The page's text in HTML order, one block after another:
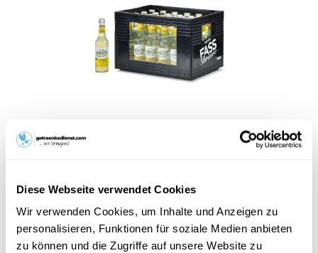
Diese Webseite verwendet Cookies
Wir verwenden Cookies, um Inhalte und Anzeigen zu
personalisieren, Funktionen für soziale Medien anbieten
zu können und die Zugriffe auf unsere Website zu
18,99 € *
Inhalt: 7.92 Liter (2,40 € * / 1 Liter)
MEHRWEG
+3,42 € Pfand
In denWarenkorb